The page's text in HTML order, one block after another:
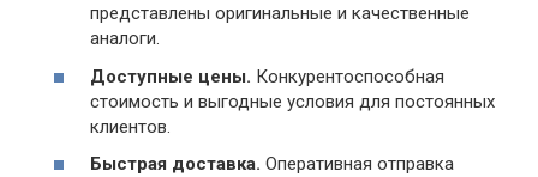
представлены оригинальные и качественные
аналоги.
Доступные цены. Конкурентоспособная
стоимость и выгодные условия для постоянных
клиентов.
Быстрая доставка. Оперативная отправка